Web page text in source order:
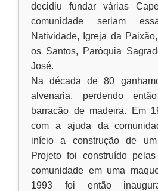
decidiu fundar várias
comunidade seriam
Natividade, Igreja da
os Santos, Paróquia
José.
Na década de 80
alvenaria, perdendo
barracão de madeira. Em
com a ajuda da
início a construção de
Projeto foi construído
comunidade em uma
1993 foi então